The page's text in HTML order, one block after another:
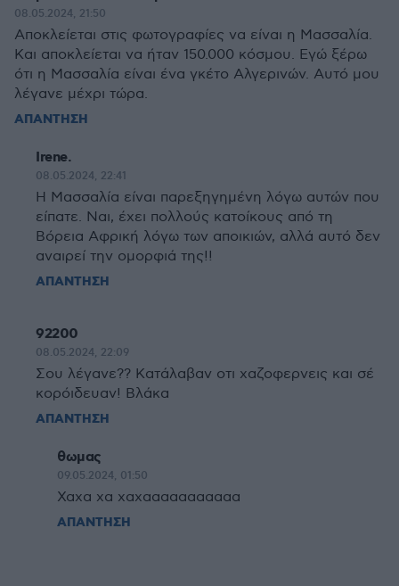
08.05.2024, 21:50
Αποκλείεται στις φωτογραφίες να είναι η Μασσαλία.
Και αποκλείεται να ήταν 150.000 κόσμου. Εγώ ξέρω
ότι η Μασσαλία είναι ένα γκέτο Αλγερινών. Αυτό μου
λέγανε μέχρι τώρα.
ΑΠΑΝΤΗΣΗ
Irene.
08.05.2024, 22:41
Η Μασσαλία είναι παρεξηγημένη λόγω αυτών που
είπατε. Ναι, έχει πολλούς κατοίκους από τη
Βόρεια Αφρική λόγω των αποικιών, αλλά αυτό δεν
αναιρεί την ομορφιά της!!
ΑΠΑΝΤΗΣΗ
92200
08.05.2024, 22:09
Σου λέγανε?? Κατάλαβαν οτι χαζοφερνεις και σέ
κορόιδευαν! Βλάκα
ΑΠΑΝΤΗΣΗ
θωμας
09.05.2024, 01:50
Χαχα χα χαχααααααααααα
ΑΠΑΝΤΗΣΗ